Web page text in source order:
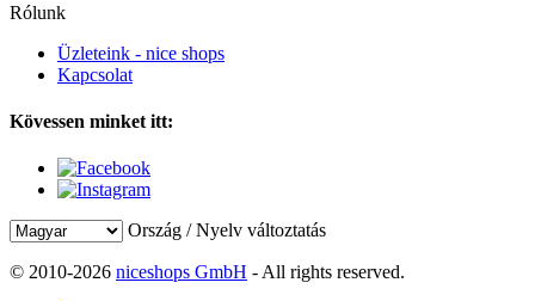
Rólunk
Üzleteink - nice shops
Kapcsolat
Kövessen minket itt:
Ország / Nyelv változtatás
© 2010-2026 niceshops GmbH - All rights reserved.